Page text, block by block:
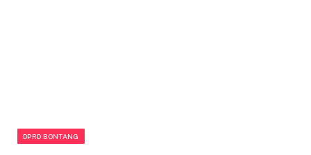
DPRD BONTANG